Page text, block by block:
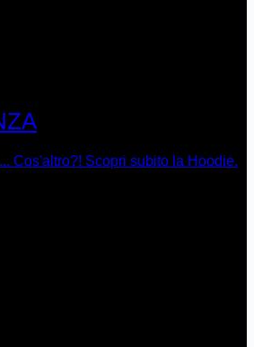
Cos'altro?! Scopri subito la Hoodie.